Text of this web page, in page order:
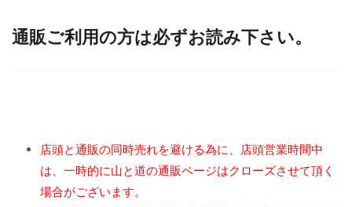
通販ご利用の方は必ずお読み下さい。
店頭と通販の同時売れを避ける為に、店頭営業時間中
は、一時的に山と道の通販ページはクローズさせて頂く
場合がございます。